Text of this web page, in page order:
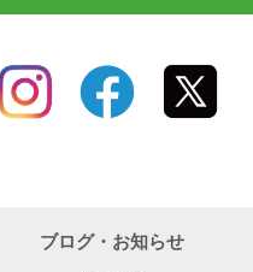
ブログ・お知らせ